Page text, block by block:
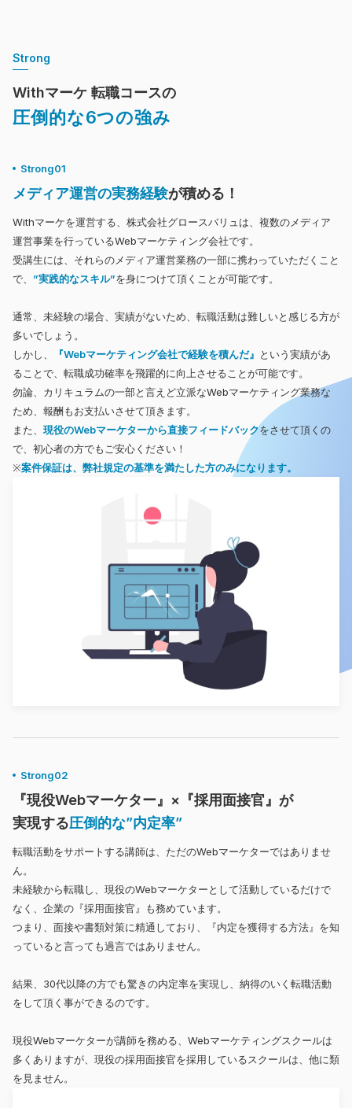
Strong
Withマーケ 転職コースの
圧倒的な6つの強み
Strong01
メディア運営の実務経験が積める！
Withマーケを運営する、株式会社グロースバリュは、複数のメディア
運営事業を行っているWebマーケティング会社です。
受講生には、それらのメディア運営業務の一部に携わっていただくこと
で、 ”実践的なスキル”を身につけて頂くことが可能です。
通常、未経験の場合、実績がないため、転職活動は難しいと感じる方が
多いでしょう。
しかし、
『Webマーケティング会社で経験を積んだ』 という実績があ
ることで、転職成功確率を飛躍的に向上させることが可能です。
勿論、カリキュラムの一部と言えど立派なWebマーケティング業務な
ため、報酬もお支払いさせて頂きます。
また、 現役のWebマーケターから直接フィードバックをさせて頂くの
で、初心者の方でもご安心ください！
※案件保証は、弊社規定の基準を満たした方のみになります。
Strong02
『現役Webマーケター』×『採用面接官』が
実現する圧倒的な”内定率”
転職活動をサポートする講師は、ただのWebマーケターではありませ
ん。
未経験から転職し、現役のWebマーケターとして活動しているだけで
なく、企業の『採用面接官』も務めています。
つまり、面接や書類対策に精通しており、『内定を獲得する方法』を知
っていると言っても過言ではありません。
結果、30代以降の方でも驚きの内定率を実現し、納得のいく転職活動
をして頂く事ができるのです。
現役Webマーケターが講師を務める、Webマーケティングスクールは
多くありますが、現役の採用面接官を採用しているスクールは、他に類
を見ません。